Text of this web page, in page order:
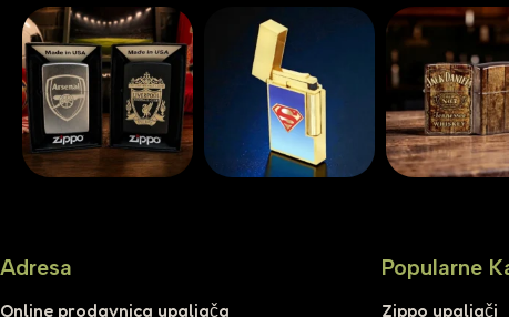
Adresa
Online prodavnica upaljača
Popularne
Zippo upaljači